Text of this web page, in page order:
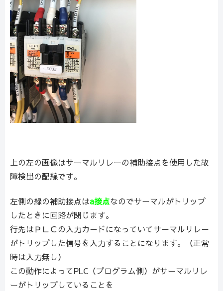
上の左の画像はサーマルリレーの補助接点を使用した故
障検出の配線です。
左側の緑の補助接点はa接点なのでサーマルがトリップ
したときに回路が閉じます。
行先はＰＬＣの入力カードになっていてサーマルリレー
がトリップした信号を入力することになります。（正常
時は入力無し）
この動作によってPLC（プログラム側）がサーマルリレ
ーがトリップしていることを